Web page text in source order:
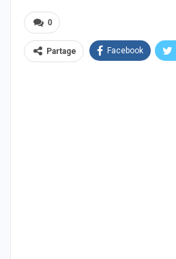
0
Partage Facebook